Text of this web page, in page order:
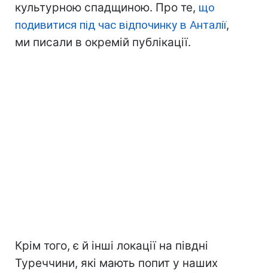
культурною спадщиною. Про те, що
подивитися під час відпочинку в Анталії,
ми писали в окремій публікації.
Крім того, є й інші локації на півдні
Туреччини, які мають попит у наших